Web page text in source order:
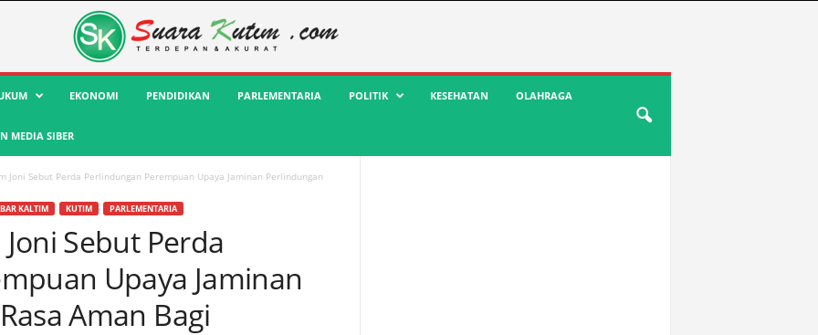
EKONOMI PENDIDIKAN PARLEMENTARIA POLITIK KESEHATAN OLAHRAGA
MEDIA SIBER
Joni Sebut Perda Perlindungan Perempuan Upaya Jaminan Perlindungan
KALTIM KUTIM PARLEMENTARIA
Sebut Perda
Upaya Jaminan
Aman Bagi